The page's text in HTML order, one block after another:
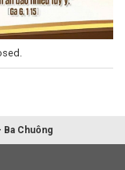
Ba Chuông